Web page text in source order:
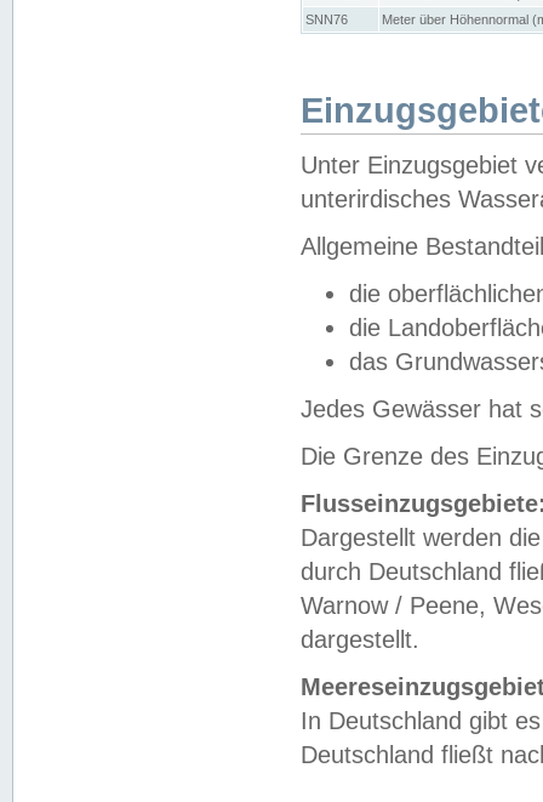
SNN76
Meter über Höhennormal
Unter Einzugsgebiet
unterirdisches
Allgemeine
die
die
das
Jedes Gewässer hat
Die Grenze des
Dargestellt werden
durch Deutschland
Warnow / Peene,
dargestellt.
In Deutschland gibt
Deutschland fließt